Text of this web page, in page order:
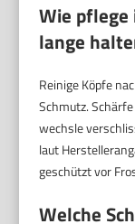
Wie
lange
Reinige Köpfe
Schmutz.
wechsle
laut
geschützt vor
Welche